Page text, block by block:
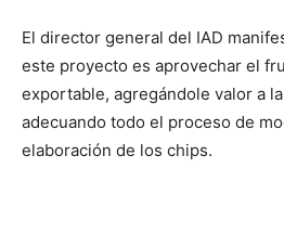
El director general del IAD
este proyecto es aprovechar el
exportable, agregándole valor a
adecuando todo el proceso de
elaboración de los chips.